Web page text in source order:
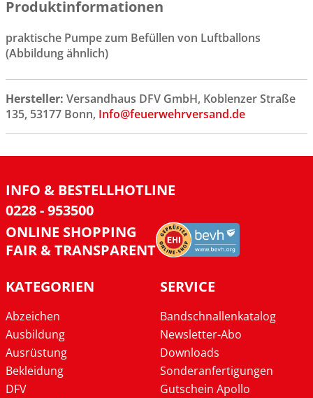
Produktinformationen
praktische Pumpe zum Befüllen von Luftballons
(Abbildung ähnlich)
Hersteller: Versandhaus DFV GmbH, Koblenzer Straße
135, 53177 Bonn, Info@feuerwehrversand.de
INFO & BESTELLHOTLINE
0228 - 953500
ONLINE SHOPPING
FAIR & TRANSPARENT
KATEGORIEN
Abzeichen
Ausbildung
Ausrüstung
Bekleidung
DFV
SERVICE
Bandschnallenkatalog
Newsletter-Abo
Downloads
Sonderanfertigungen
Gutschein Apollo